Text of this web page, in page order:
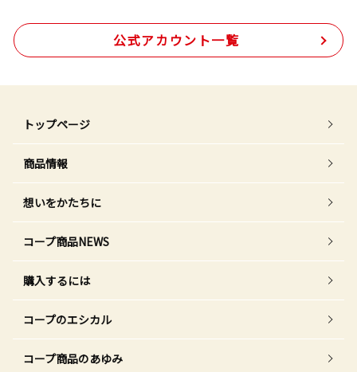
公式アカウント一覧
トップページ
商品情報
想いをかたちに
コープ商品NEWS
購入するには
コープのエシカル
コープ商品のあゆみ